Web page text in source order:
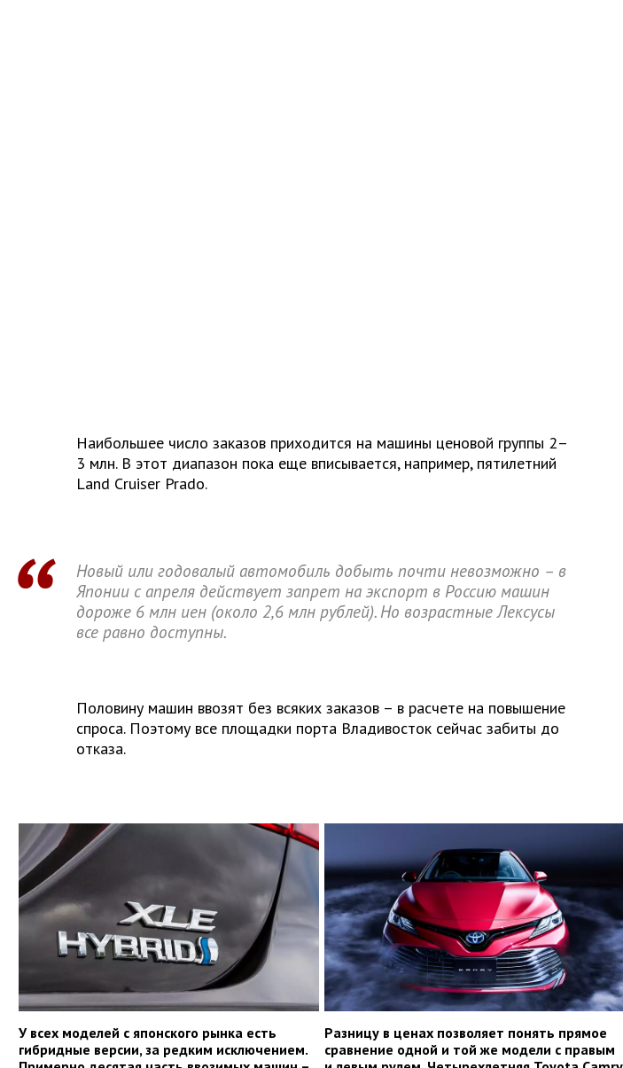
Наибольшее число заказов приходится на машины ценовой группы 2–
3 млн. В этот диапазон пока еще вписывается, например, пятилетний
Land Cruiser Prado.
Новый или годовалый автомобиль добыть почти невозможно – в
Японии с апреля действует запрет на экспорт в Россию машин
дороже 6 млн иен (около 2,6 млн рублей). Но возрастные Лексусы
все равно доступны.
Половину машин ввозят без всяких заказов – в расчете на повышение
спроса. Поэтому все площадки порта Владивосток сейчас забиты до
отказа.
У всех моделей с японского рынка есть
гибридные версии, за редким исключением.
Разницу в ценах позволяет понять прямое
сравнение одной и той же модели с правым